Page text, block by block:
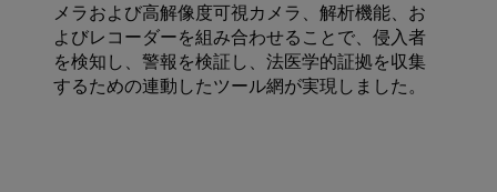
メラおよび高解像度可視カメラ、解析機能、お
よびレコーダーを組み合わせることで、侵入者
を検知し、警報を検証し、法医学的証拠を収集
するための連動したツール網が実現しました。